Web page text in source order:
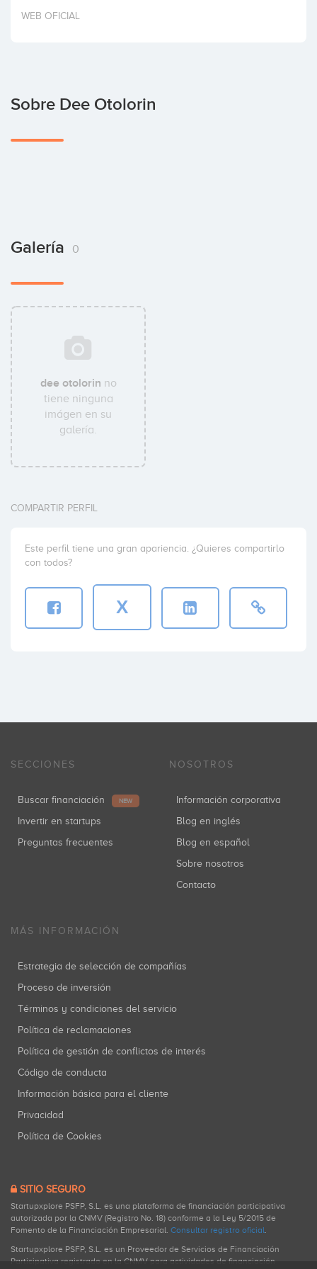
Invertir
WEB OFICIAL
Sobre Dee Otolorin
Galería 0
dee otolorin no
tiene ninguna
imágen en su
galería.
COMPARTIR PERFIL
Este perfil tiene una gran apariencia. ¿Quieres compartirlo
con todos?
X
SECCIONES
Buscar financiación NEW
Invertir en startups
Preguntas frecuentes
NOSOTROS
Información corporativa
Blog en inglés
Blog en español
Sobre nosotros
Contacto
MÁS INFORMACIÓN
Estrategia de selección de compañías
Proceso de inversión
Términos y condiciones del servicio
Política de reclamaciones
Política de gestión de conflictos de interés
Código de conducta
Información básica para el cliente
Privacidad
Política de Cookies
SITIO SEGURO
Startupxplore PSFP, S.L. es una plataforma de financiación participativa
autorizada por la CNMV (Registro No. 18) conforme a la Ley 5/2015 de
Fomento de la Financiación Empresarial. Consultar registro oficial.
Startupxplore PSFP, S.L. es un Proveedor de Servicios de Financiación
Participativa registrado en la CNMV para actividades de financiación